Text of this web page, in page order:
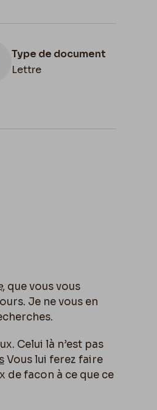
Type de document
Lettre
, que vous vous
Je ne vous en
Celui là n’est pas
Vous lui ferez faire
de facon à ce que ce